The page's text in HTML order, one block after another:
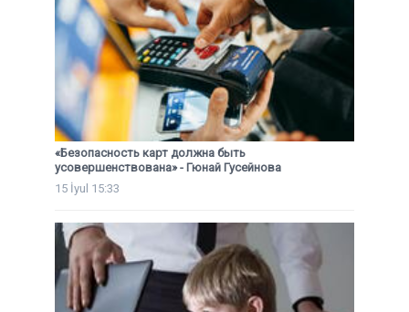
«Безопасность карт должна быть
усовершенствована» - Гюнай Гусейнова
15 İyul 15:33